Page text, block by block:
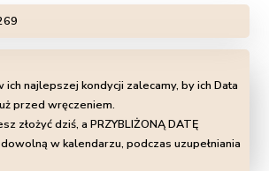
ich najlepszej kondycji zalecamy, by ich Data
przed wręczeniem.
złożyć dziś, a PRZYBLIŻONĄ DATĘ
w kalendarzu, podczas uzupełniania